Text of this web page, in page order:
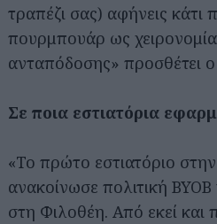
τραπέζι σας) αφήνεις
πουρμπουάρ ως
ανταπόδοσης» προσθέτει
Σε ποια εστιατόρια
«Το πρώτο εστιατόριο
ανακοίνωσε πολιτική
στη Φιλοθέη. Από εκεί και